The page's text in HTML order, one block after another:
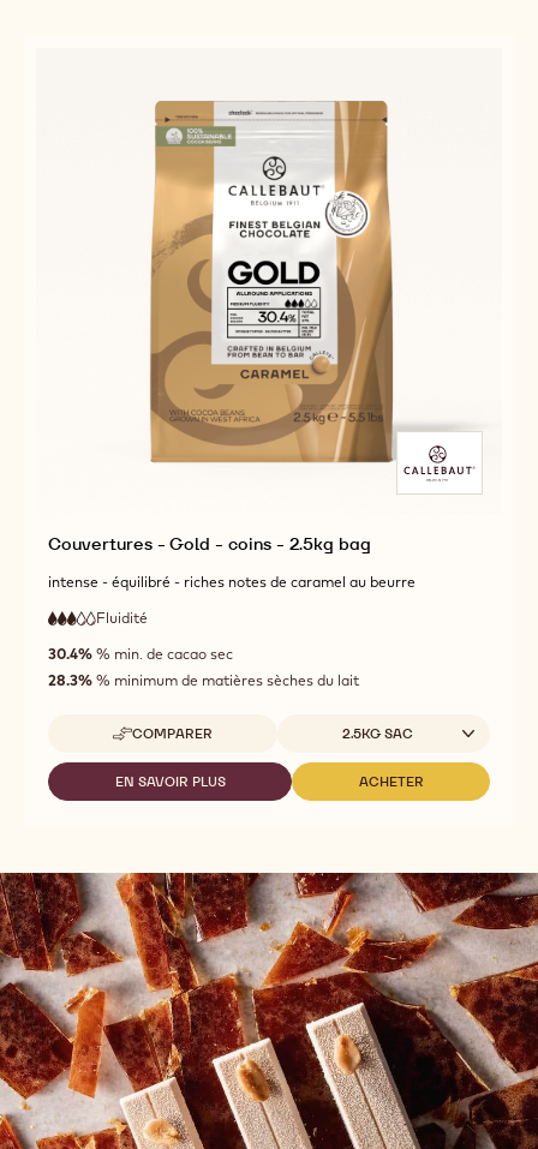
Couvertures - Gold - coins - 2.5kg bag
intense - équilibré - riches notes de caramel au beurre
3
out
of
Fluidité
moyenne
30.4% % min. de cacao sec
28.3% % minimum de matières sèches du lait
COMPARER
-
COUVERTURES
-
GOLD
2.5KG
BAG
Tailles disponibles
2.5KG SAC
EN SAVOIR PLUS
-
COINS
-
2.5KG
BAG
ACHETER
-
COINS
-
2.5KG
BAG